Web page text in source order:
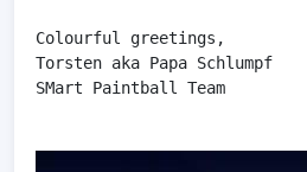
Colourful greetings,
Torsten aka Papa Schlumpf
SMart Paintball Team